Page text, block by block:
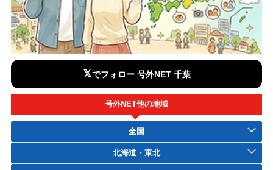
𝕏でフォロー 号外NET 千葉
号外NET他の地域
全国
北海道・東北